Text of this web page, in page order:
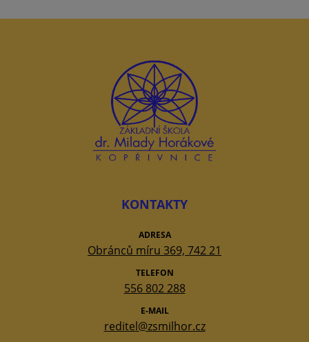
KONTAKTY
ADRESA
Obránců míru 369, 742 21
TELEFON
556 802 288
E-MAIL
reditel@zsmilhor.cz